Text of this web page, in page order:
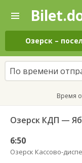
—
Поиск
и
покупка
билетов
на
автобус
онлайн
Озерск –
По времени
Время
Озерск КДП —
6:50